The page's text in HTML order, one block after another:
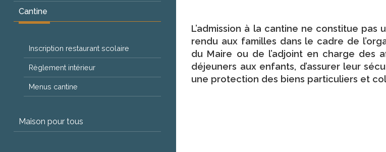
Cantine
Inscription restaurant scolaire
Règlement intérieur
Menus cantine
Maison pour tous
L’admission à la cantine ne constitue
rendu aux familles dans le cadre de
du Maire ou de l’adjoint en charge des
déjeuners aux enfants, d’assurer leur
une protection des biens particuliers et